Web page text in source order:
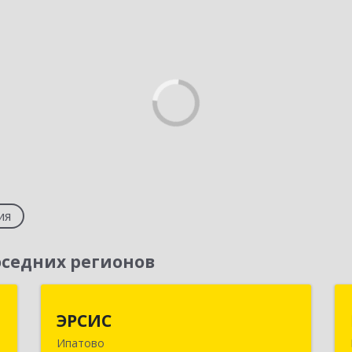
регионов
ЭРСИС
Ипатово
356630, Ставропольский край, М.О.